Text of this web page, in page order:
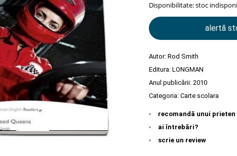
Disponibilitate:stoc
alertă
Autor: Rod Smith
Editura: LONGMAN
Anul publicării: 2010
Categoria: Carte scolara
recomandă unui prieten
ai întrebări?
scrie un review